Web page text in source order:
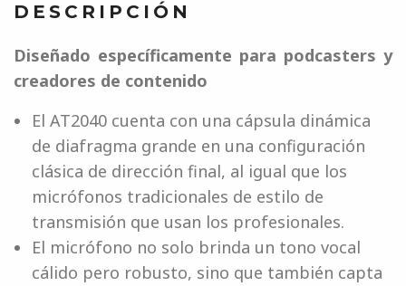
DESCRIPCIÓN
Diseñado específicamente para podcasters y
creadores de contenido
El AT2040 cuenta con una cápsula dinámica
de diafragma grande en una configuración
clásica de dirección final, al igual que los
micrófonos tradicionales de estilo de
transmisión que usan los profesionales.
El micrófono no solo brinda un tono vocal
cálido pero robusto, sino que también capta